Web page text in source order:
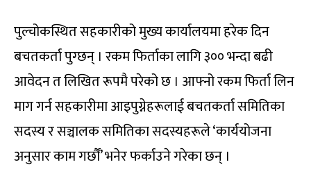
पुल्चोकस्थित सहकारीको मुख्य कार्यालयमा हरेक दिन
बचतकर्ता पुग्छन् । रकम फिर्ताका लागि ३०० भन्दा बढी
आवेदन त लिखित रूपमै परेको छ । आफ्नो रकम फिर्ता लिन
माग गर्न सहकारीमा आइपुग्नेहरूलाई बचतकर्ता समितिका
सदस्य र सञ्चालक समितिका सदस्यहरूले ‘कार्ययोजना
अनुसार काम गर्छौं’ भनेर फर्काउने गरेका छन् ।